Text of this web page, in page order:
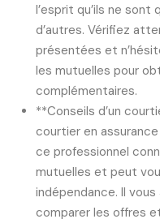
l’esprit qu’ils ne sont
d’autres. Vérifiez
présentées et
les mutuelles pour
complémentaires.
**Conseils d’un
courtier en
ce professionnel
mutuelles et peut
indépendance. Il
comparer les offres